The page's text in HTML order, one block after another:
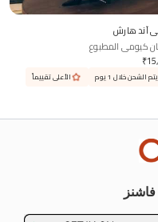
آند هارش
كيومي المطبوع
₹
يتم الشحن خلال 1 يوم الأعلى تقييماً